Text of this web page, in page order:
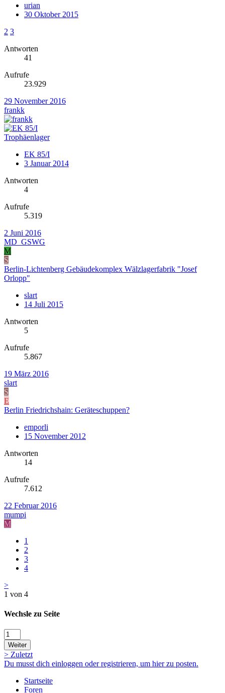
urian
30 Oktober 2015
2 3
Antworten
41
Aufrufe
23.929
29 November 2016
frankk
Trophäenlager
EK 85/I
3 Januar 2014
Antworten
4
Aufrufe
5.319
2 Juni 2016
MD_GSWG
M
S
Berlin-Lichtenberg Gebäudekomplex Wälzlagerfabrik "Josef
Orlopp"
slart
14 Juli 2015
Antworten
5
Aufrufe
5.867
19 März 2016
slart
S
E
Berlin Friedrichshain: Geräteschuppen?
emporli
15 November 2012
Antworten
14
Aufrufe
7.612
22 Februar 2016
mumpi
M
1
2
3
4
>
1 von 4
Wechsle zu Seite
Weiter
> Zuletzt
Du musst dich einloggen oder registrieren, um hier zu posten.
Startseite
Foren